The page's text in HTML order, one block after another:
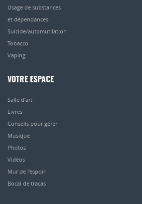
Usage de substances
et dépendances
Suicide/automutilation
Tobacco
Vaping
VOTRE ESPACE
Salle d’art
Livres
Conseils pour gérer
Musique
Photos
Vidéos
Mur de l’espoir
Bocal de tracas